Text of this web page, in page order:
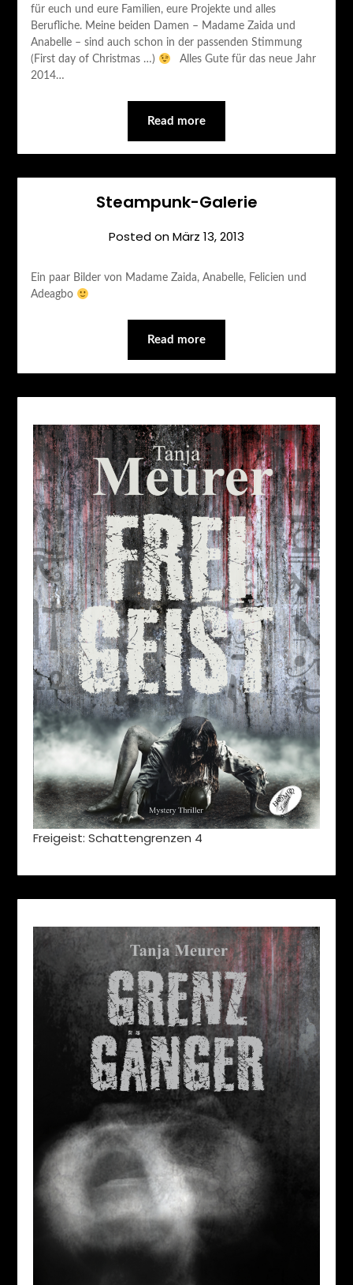
für euch und eure Familien, eure Projekte und alles
Berufliche. Meine beiden Damen – Madame Zaida und
Anabelle – sind auch schon in der passenden Stimmung
(First day of Christmas …)
Alles Gute für das neue Jahr
2014…
Read more
Steampunk-Galerie
Posted onMärz 13, 2013
Ein paar Bilder von Madame Zaida, Anabelle, Felicien und
Adeagbo
Read more
Freigeist: Schattengrenzen 4